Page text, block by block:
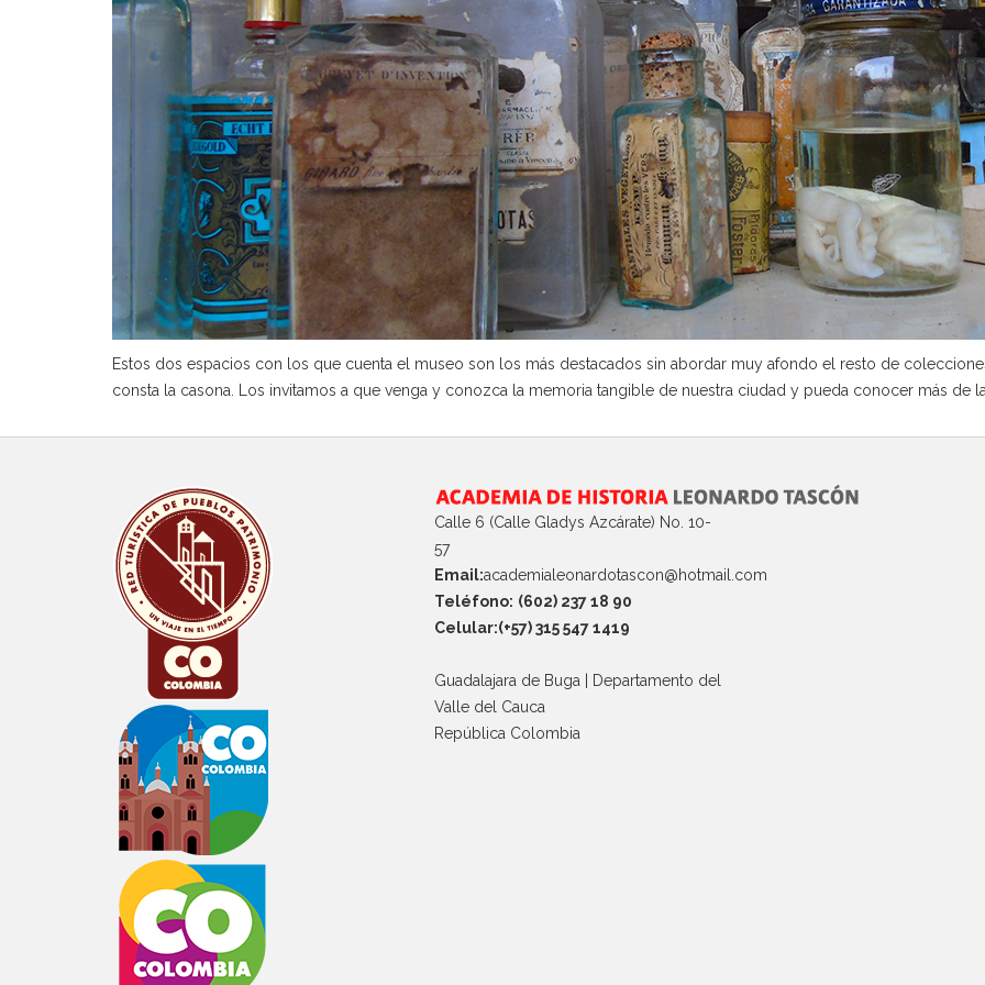
Estos dos espacios con los que cuenta el museo son los más destacados sin abordar muy afondo el resto de
consta la casona. Los invitamos a que venga y conozca la memoria tangible de nuestra ciudad y pueda conocer más de
Calle 6 (Calle Gladys Azcárate) No. 10-
57
Email:academialeonardotascon@hotmail.com
Teléfono: (602) 237 18 90
Celular:(+57) 315 547 1419
Guadalajara de Buga | Departamento del
Valle del Cauca
República Colombia